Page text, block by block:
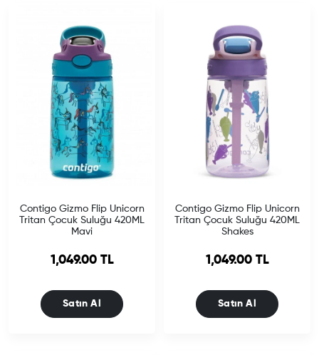
Contigo Gizmo Flip Unicorn
Tritan Çocuk Suluğu 420ML
Mavi
1,049.00 TL
Satın Al
Contigo Gizmo Flip Unicorn
Tritan Çocuk Suluğu 420ML
Shakes
1,049.00 TL
Satın Al